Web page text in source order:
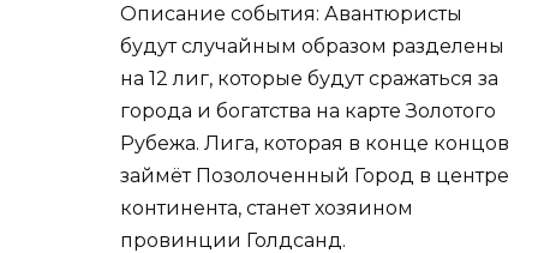
Описание события: Авантюристы
будут случайным образом разделены
на 12 лиг, которые будут сражаться за
города и богатства на карте Золотого
Рубежа. Лига, которая в конце концов
займёт Позолоченный Город в центре
континента, станет хозяином
провинции Голдсанд.